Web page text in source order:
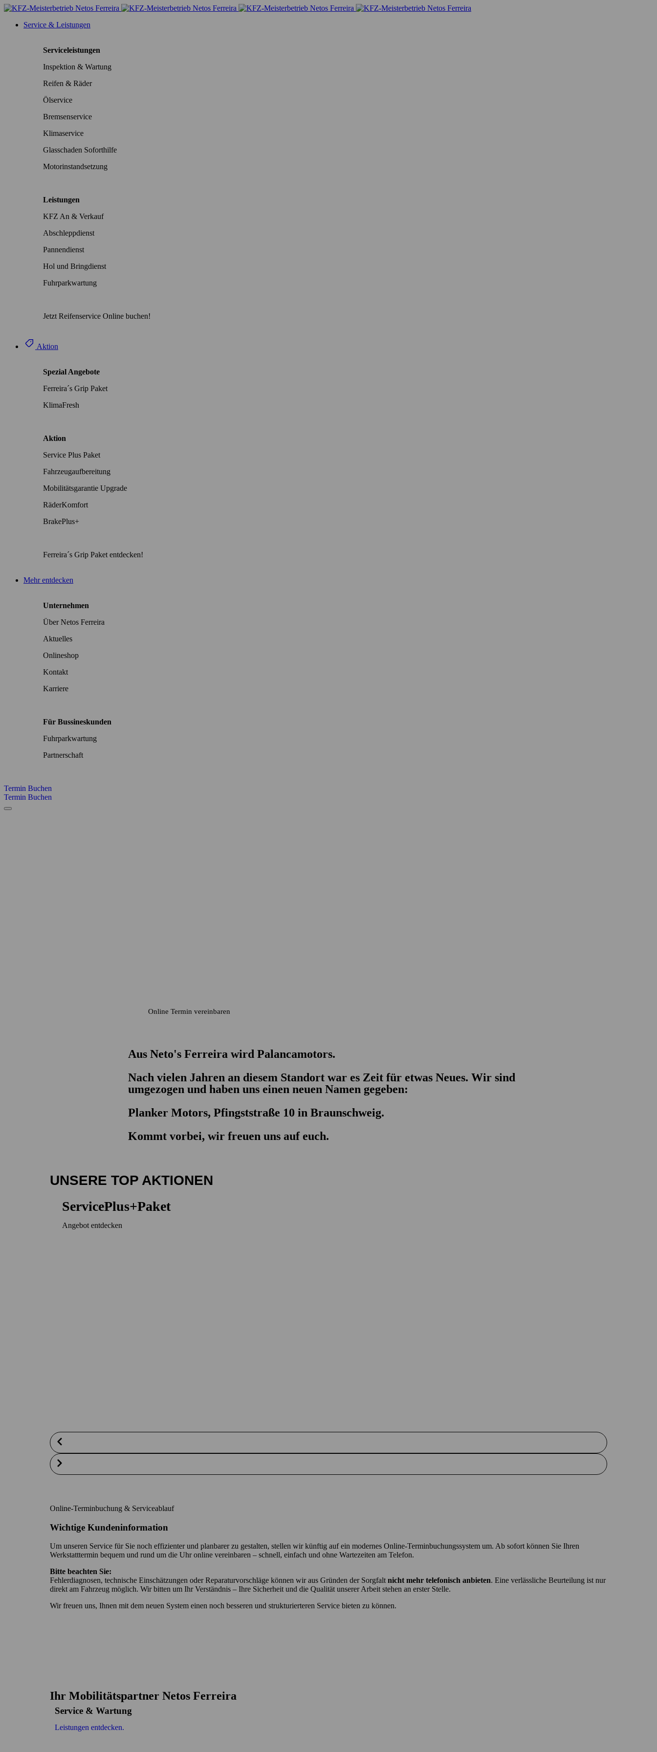
Service & Leistungen
Serviceleistungen
Inspektion & Wartung
Reifen & Räder
Ölservice
Bremsenservice
Klimaservice
Glasschaden Soforthilfe
Motorinstandsetzung
Leistungen
KFZ An & Verkauf
Abschleppdienst
Pannendienst
Hol und Bringdienst
Fuhrparkwartung
Jetzt Reifenservice Online buchen!
Aktion
Spezial Angebote
Ferreira´s Grip Paket
KlimaFresh
Aktion
Service Plus Paket
Fahrzeugaufbereitung
Mobilitätsgarantie Upgrade
RäderKomfort
BrakePlus+
Ferreira´s Grip Paket entdecken!
Mehr entdecken
Unternehmen
Über Netos Ferreira
Aktuelles
Onlineshop
Kontakt
Karriere
Für Bussineskunden
Fuhrparkwartung
Partnerschaft
Termin Buchen
Termin Buchen
Online Termin vereinbaren
UNSERE TOP AKTIONEN
ServicePlus+Paket
Angebot entdecken
Online-Terminbuchung & Serviceablauf
Wichtige Kundeninformation
Um unseren Service für Sie noch effizienterund planbarerzu gestalten, stellen wirkünftig aufein modernes Online-Terminbuchungssystem um. Ab sofortkönnen Sie Ihren
Werkstatttermin bequem und rund um die Uhronline vereinbaren – schnell, einfach und ohne Wartezeiten am Telefon.
Bitte beachten Sie:
Fehlerdiagnosen, technische Einschätzungen oderReparaturvorschläge können wiraus Gründen der Sorgfaltnichtmehr telefonisch anbieten. Eine verlässliche Beurteilung istnur
direktam Fahrzeug möglich. Wirbitten um IhrVerständnis – Ihre Sicherheitund die QualitätunsererArbeitstehen an erster Stelle.
Wirfreuen uns, Ihnen mitdem neuen System einen noch besseren und strukturierteren Service bieten zu können.
Ihr Mobilitätspartner Netos Ferreira
Service & Wartung
Leistungen entdecken.
Aus Neto's Ferreira wird Palancamotors.
Nach vielen Jahren an diesem Standort war es Zeit für etwas Neues. Wir sind
umgezogen und haben uns einen neuen Namen gegeben:
Planker Motors, Pfingststraße 10 in Braunschweig.
Kommt vorbei, wir freuen uns auf euch.